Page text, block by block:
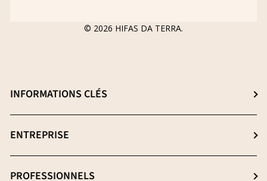
INFORMATIONS CLÉS
Choisissez le meilleur complément
Les β-(1-3), (1-6) D-glucanes
Extraction : le processus clé
ENTREPRISE
À propos d'Hifas
PROFESSIONNELS
© 2026 HIFAS DA TERRA.